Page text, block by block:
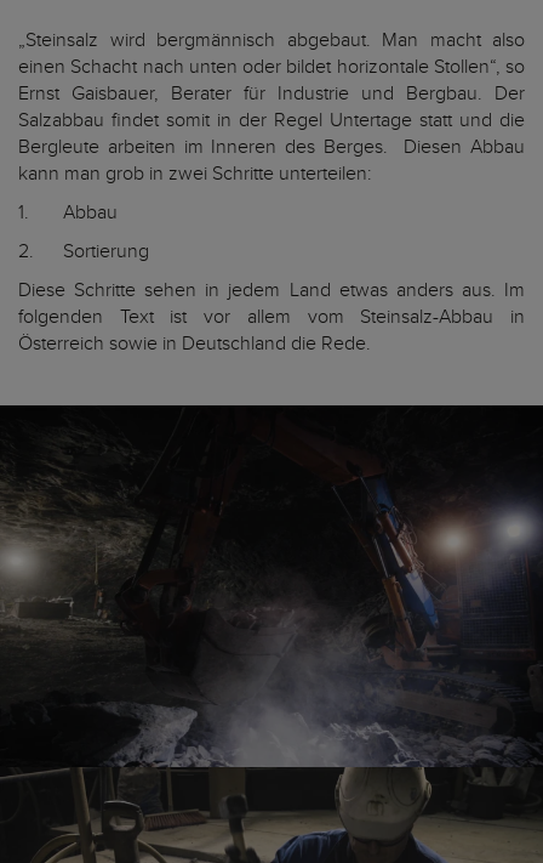
„Steinsalz wird bergmännisch abgebaut. Man macht also
einen Schacht nach unten oder bildet horizontale Stollen“, so
Ernst Gaisbauer, Berater für Industrie und Bergbau. Der
Salzabbau findet somit in der Regel Untertage statt und die
Bergleute arbeiten im Inneren des Berges. Diesen Abbau
kann man grob in zwei Schritte unterteilen:
1. Abbau
2. Sortierung
Diese Schritte sehen in jedem Land etwas anders aus. Im
folgenden Text ist vor allem vom Steinsalz-Abbau in
Österreich sowie in Deutschland die Rede.